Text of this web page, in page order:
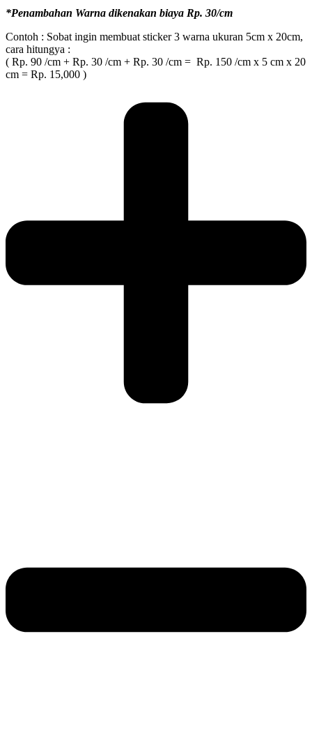
*Penambahan Warna dikenakan biaya Rp. 30/cm
Contoh : Sobat ingin membuat sticker 3 warna ukuran 5cm x 20cm,
cara hitungya :
( Rp. 90 /cm + Rp. 30 /cm + Rp. 30 /cm = Rp. 150 /cm x 5 cm x 20
cm = Rp. 15,000 )